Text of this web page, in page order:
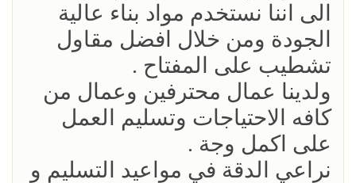
الى اننا نستخدم مواد بناء عالية
الجودة ومن خلال افضل مقاول
تشطيب على المفتاح .
ولدينا عمال محترفين وعمال من
كافه الاحتياجات وتسليم العمل
على اكمل وجة .
نراعي الدقة في مواعيد التسليم و